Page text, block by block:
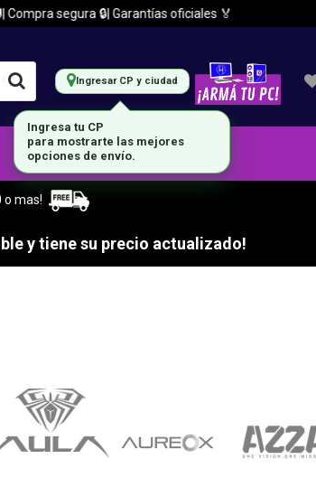
segura 🔒| Garantías oficiales 🏅
Ingresar CP y ciudad
o mas!
y tiene su precio actualizado!
Ingresa tu CP
para mostrarte las mejores
opciones de envío.